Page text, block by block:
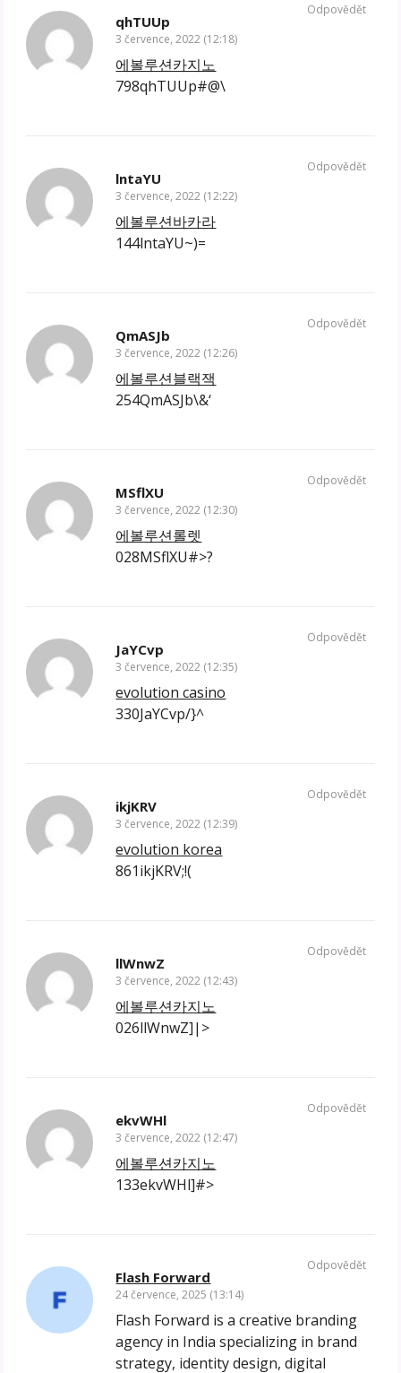
qhTUUp
3 července, 2022 (12:18)
에볼루션카지노
798qhTUUp#@\
Odpovědět
lntaYU
3 července, 2022 (12:22)
에볼루션바카라
144lntaYU~)=
Odpovědět
QmASJb
3 července, 2022 (12:26)
에볼루션블랙잭
254QmASJb\&‘
Odpovědět
MSflXU
3 července, 2022 (12:30)
에볼루션롤렛
028MSflXU#>?
Odpovědět
JaYCvp
3 července, 2022 (12:35)
evolution casino
330JaYCvp/}^
Odpovědět
ikjKRV
3 července, 2022 (12:39)
evolution korea
861ikjKRV;!(
Odpovědět
llWnwZ
3 července, 2022 (12:43)
에볼루션카지노
026llWnwZ]|>
Odpovědět
ekvWHl
3 července, 2022 (12:47)
에볼루션카지노
133ekvWHl]#>
Odpovědět
Flash Forward
24 července, 2025 (13:14)
Flash Forward is a creative branding
agency in India specializing in brand
strategy, identity design, digital
Odpovědět